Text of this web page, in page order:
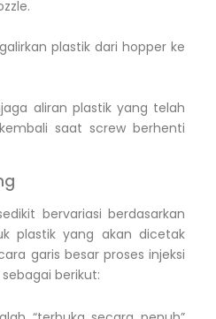
plastik dari hopper ke
aliran plastik yang telah
saat screw berhenti
bervariasi berdasarkan
plastik yang akan dicetak
garis besar proses injeksi
berikut: